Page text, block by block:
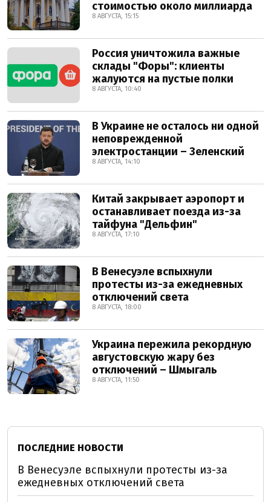
стоимостью около миллиарда
8 АВГУСТА, 15:15
Россия уничтожила важные
склады "Форы": клиенты
жалуются на пустые полки
8 АВГУСТА, 10:40
В Украине не осталось ни одной
неповрежденной
электростанции – Зеленский
8 АВГУСТА, 14:10
Китай закрывает аэропорт и
останавливает поезда из-за
тайфуна "Дельфин"
8 АВГУСТА, 17:10
В Венесуэле вспыхнули
протесты из-за ежедневных
отключений света
8 АВГУСТА, 18:00
Украина пережила рекордную
августовскую жару без
отключений – Шмыгаль
8 АВГУСТА, 11:50
ПОСЛЕДНИЕ НОВОСТИ
В Венесуэле вспыхнули протесты из-за
ежедневных отключений света